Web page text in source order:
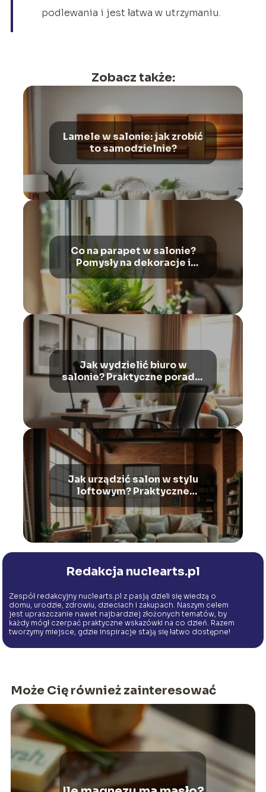
podlewania i jest łatwa w utrzymaniu.
Zobacz także:
Lamele w salonie: jak zrobić
to samodzielnie?
Co na parapet w salonie?
Pomysły na dekoracje i
rośliny
Jak wydzielić biuro w
salonie? Praktyczne porady i
inspiracje
Jak urządzić salon w stylu
loftowym? Praktyczne
porady i inspiracje
Redakcja nuclearts.pl
Zespół redakcyjny nuclearts.pl z pasją dzieli się wiedzą o
domu, urodzie, zdrowiu, dzieciach i zakupach. Naszym celem
jest upraszczanie nawet najbardziej złożonych tematów, by
każdy mógł czerpać praktyczne wskazówki na co dzień. Razem
tworzymy miejsce, gdzie inspiracje stają się łatwo dostępne!
Może Cię również zainteresować